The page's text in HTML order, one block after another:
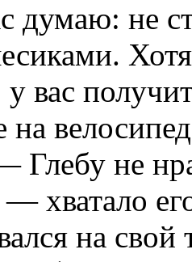
думаю: не
вас
Глебу не
хватало
на